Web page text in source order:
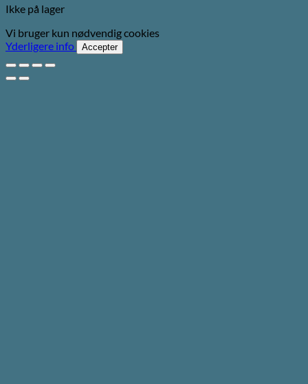
Ikke på lager
Vi bruger kun nødvendig cookies
Yderligere info
Accepter